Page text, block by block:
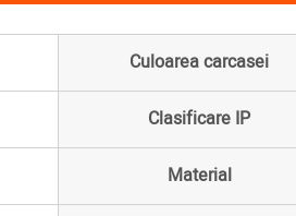
Culoarea carcasei
Clasificare IP
Material